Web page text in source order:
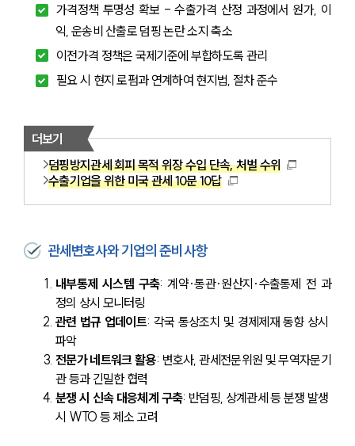
가격정책 투명성 확보 - 수출가격 산정 과정에서 원가, 이
익, 운송비 산출로 덤핑 논란 소지 축소
이전가격 정책은 국제기준에 부합하도록 관리
필요 시 현지 로펌과 연계하여 현지법, 절차 준수
더보기
덤핑방지관세 회피 목적 위장 수입 단속, 처벌 수위
수출기업을 위한 미국 관세 10문 10답
관세변호사와 기업의 준비사항
내부통제 시스템 구축: 계약·통관·원산지·수출통제 전 과
정의 상시 모니터링
관련 법규 업데이트: 각국 통상조치 및 경제제재 동향 상시
파악
전문가 네트워크 활용: 변호사, 관세전문위원 및 무역자문기
관 등과 긴밀한 협력
분쟁 시 신속 대응체계 구축: 반덤핑, 상계관세 등 분쟁 발생
시 WTO 등 제소 고려